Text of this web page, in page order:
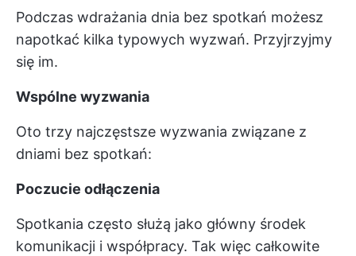
Podczas wdrażania dnia bez spotkań możesz
napotkać kilka typowych wyzwań. Przyjrzyjmy
się im.
Wspólne wyzwania
Oto trzy najczęstsze wyzwania związane z
dniami bez spotkań:
Poczucie odłączenia
Spotkania często służą jako główny środek
komunikacji i współpracy. Tak więc całkowite